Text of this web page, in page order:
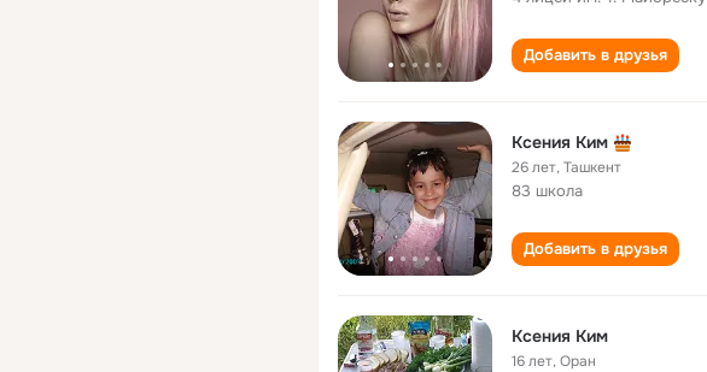
Добавить в друзья
Ксения Ким
26 лет,Ташкент
83 школа
Добавить в друзья
Ксения Ким
16 лет,Оран